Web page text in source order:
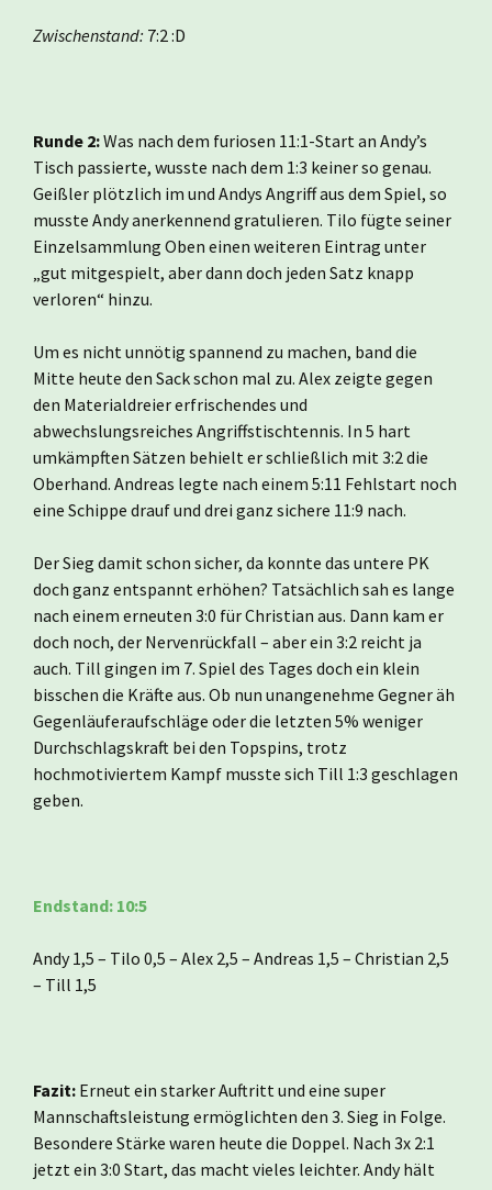
Zwischenstand: 7:2 :D
Runde 2:Was nach dem furiosen 11:1-Start an Andy’s
Tisch passierte, wusste nach dem 1:3 keiner so genau.
Geißler plötzlich im und Andys Angriff aus dem Spiel, so
musste Andy anerkennend gratulieren. Tilo fügte seiner
Einzelsammlung Oben einen weiteren Eintrag unter
„gut mitgespielt, aber dann doch jeden Satz knapp
verloren“ hinzu.
Um es nicht unnötig spannend zu machen, band die
Mitte heute den Sack schon mal zu. Alex zeigte gegen
den Materialdreier erfrischendes und
abwechslungsreiches Angriffstischtennis. In 5 hart
umkämpften Sätzen behielt er schließlich mit 3:2 die
Oberhand. Andreas legte nach einem 5:11 Fehlstart noch
eine Schippe drauf und drei ganz sichere 11:9 nach.
Der Sieg damit schon sicher, da konnte das untere PK
doch ganz entspannt erhöhen? Tatsächlich sah es lange
nach einem erneuten 3:0 für Christian aus. Dann kam er
doch noch, der Nervenrückfall – aber ein 3:2 reicht ja
auch. Till gingen im 7. Spiel des Tages doch ein klein
bisschen die Kräfte aus. Ob nun unangenehme Gegner äh
Gegenläuferaufschläge oder die letzten 5% weniger
Durchschlagskraft bei den Topspins, trotz
hochmotiviertem Kampf musste sich Till 1:3 geschlagen
geben.
Endstand: 10:5
Andy 1,5 – Tilo 0,5 – Alex 2,5 – Andreas 1,5 – Christian 2,5
– Till 1,5
Fazit: Erneut ein starker Auftritt und eine super
Mannschaftsleistung ermöglichten den 3. Sieg in Folge.
Besondere Stärke waren heute die Doppel. Nach 3x 2:1
jetzt ein 3:0 Start, das macht vieles leichter. Andy hält